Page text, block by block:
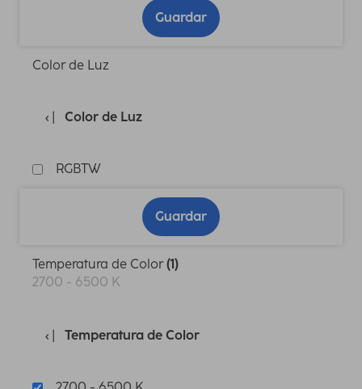
Guardar
Color de Luz
Color de Luz
RGBTW
Guardar
Temperatura de Color(1)
2700 - 6500 K
Temperatura de Color